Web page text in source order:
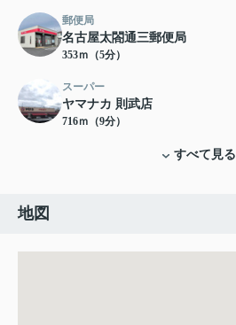
郵便局
名古屋太閤通三郵便局
353ｍ（5分）
スーパー
ヤマナカ 則武店
716ｍ（9分）
すべて見る
地図